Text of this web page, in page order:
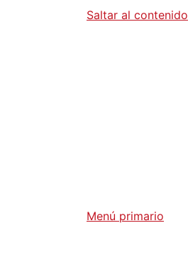
Saltar al contenido
Menú primario